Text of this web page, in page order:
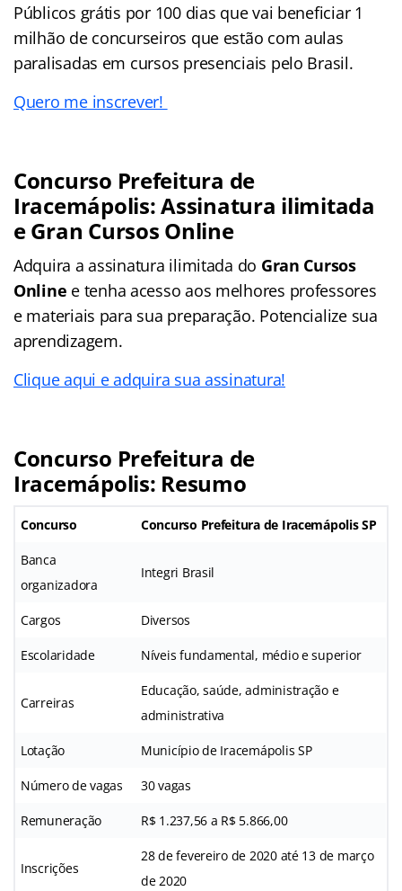
Públicos grátis por 100 dias que vai beneficiar 1
milhão de concurseiros que estão com aulas
paralisadas em cursos presenciais pelo Brasil.
Quero me inscrever!
Concurso Prefeitura de
Iracemápolis: Assinatura ilimitada
e Gran Cursos Online
Adquira a assinatura ilimitada do Gran Cursos
Online e tenha acesso aos melhores professores
e materiais para sua preparação. Potencialize sua
aprendizagem.
Clique aqui e adquira sua assinatura!
Concurso Prefeitura de
Iracemápolis: Resumo
Concurso Concurso Prefeitura de Iracemápolis SP
Banca
organizadora
Integri Brasil
Cargos Diversos
Escolaridade Níveis fundamental, médio e superior
Carreiras
Educação, saúde, administração e
administrativa
Lotação Município de Iracemápolis SP
Número de vagas 30 vagas
Remuneração R$ 1.237,56 a R$ 5.866,00
Inscrições
28 de fevereiro de 2020 até 13 de março
de 2020